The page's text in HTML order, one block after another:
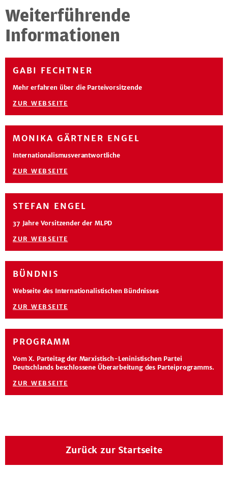
Weiterführende
Informationen
GABI FECHTNER
Mehr erfahren über die Parteivorsitzende
ZUR WEBSEITE
MONIKA GÄRTNER ENGEL
Internationalismusverantwortliche
ZUR WEBSEITE
STEFAN ENGEL
37 Jahre Vorsitzender der MLPD
ZUR WEBSEITE
BÜNDNIS
Webseite des Internationalistischen Bündnisses
ZUR WEBSEITE
PROGRAMM
Vom X. Parteitag der Marxistisch-Leninistischen Partei
Deutschlands beschlossene Überarbeitung des Parteiprogramms.
ZUR WEBSEITE
Zurück zur Startseite